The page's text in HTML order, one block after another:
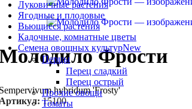
Луковичные растения
Ягодные и плодовые
Вьющиеся растения
Кадочные, комнатные цветы
Семена овощных культурNew
Перцы
Перец сладкий
Перец острый
Прочие овощи
Томаты
Фрости
hybridum 'Frosty'
15100